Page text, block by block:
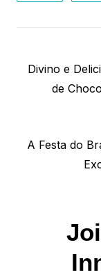
de
Previous
Divino e
de
Next
A Festa do